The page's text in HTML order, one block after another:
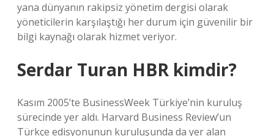
yana dünyanın rakipsiz yönetim dergisi olarak
yöneticilerin karşılaştığı her durum için güvenilir bir
bilgi kaynağı olarak hizmet veriyor.
Serdar Turan HBR kimdir?
Kasım 2005’te BusinessWeek Türkiye’nin kuruluş
sürecinde yer aldı. Harvard Business Review’un
Türkçe edisyonunun kuruluşunda da yer alan